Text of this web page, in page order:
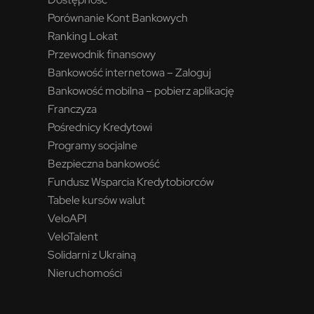
Porównanie Kont Bankowych
Ranking Lokat
Przewodnik finansowy
Bankowość internetowa – Zaloguj
Bankowość mobilna – pobierz aplikację
Franczyza
Pośrednicy Kredytowi
Programy socjalne
Bezpieczna bankowość
Fundusz Wsparcia Kredytobiorców
Tabele kursów walut
VeloAPI
VeloTalent
Solidarni z Ukrainą
Nieruchomości